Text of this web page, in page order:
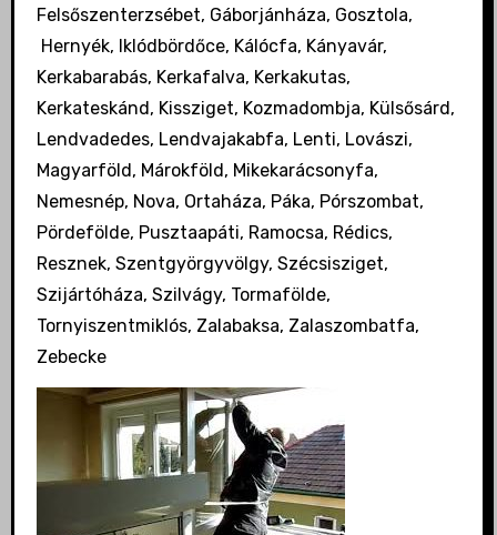
Felsőszenterzsébet, Gáborjánháza, Gosztola,
Hernyék, Iklódbördőce, Kálócfa, Kányavár,
Kerkabarabás, Kerkafalva, Kerkakutas,
Kerkateskánd, Kissziget, Kozmadombja, Külsősárd,
Lendvadedes, Lendvajakabfa, Lenti, Lovászi,
Magyarföld, Márokföld, Mikekarácsonyfa,
Nemesnép, Nova, Ortaháza, Páka, Pórszombat,
Pördefölde, Pusztaapáti, Ramocsa, Rédics,
Resznek, Szentgyörgyvölgy, Szécsisziget,
Szijártóháza, Szilvágy, Tormafölde,
Tornyiszentmiklós, Zalabaksa, Zalaszombatfa,
Zebecke